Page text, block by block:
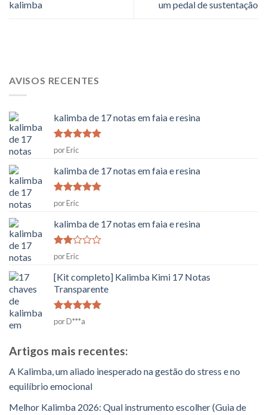
kalimba um pedal de sustentação
AVISOS RECENTES
kalimba de 17 notas em faia e resina
Classificado
como
5
por Eric
kalimba de 17 notas em faia e resina
Classificado
como
5
por Eric
kalimba de 17 notas em faia e resina
Classificado
como
2
em
5
por Eric
[Kit completo] Kalimba Kimi 17 Notas
Transparente
Classificado
como
por D***a
Artigos mais recentes:
A Kalimba, um aliado inesperado na gestão do stress e no
equilíbrio emocional
Melhor Kalimba 2026: Qual instrumento escolher (Guia de